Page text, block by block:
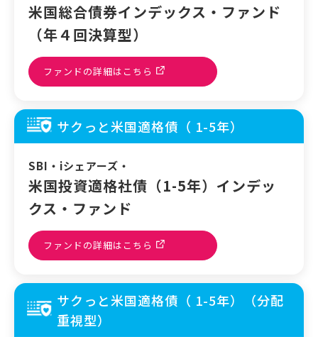
米国総合債券インデックス・ファンド
（年４回決算型）
ファンドの詳細はこちら
サクっと米国適格債（ 1-5年）
SBI・iシェアーズ・
米国投資適格社債（1-5年）インデッ
クス・ファンド
ファンドの詳細はこちら
サクっと米国適格債（ 1-5年）（分配
重視型）